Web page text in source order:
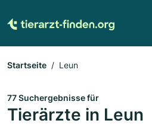
Startseite Leun
77 Suchergebnisse für
Tierärzte in Leun